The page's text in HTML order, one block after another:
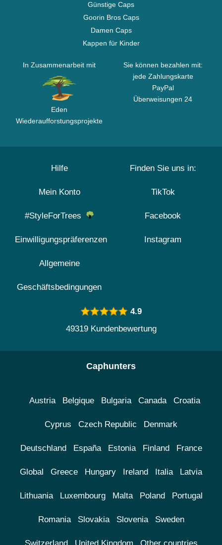
Günstige Caps
Goorin Bros Caps
Damen Caps
Kappen für Kinder
In Zusammenarbeit mit
Eden
Wiederaufforstungsprojekte
Sie können bezahlen mit:
jede Zahlungskarte
PayPal
Überweisungen 24
Hilfe
Mein Konto
#StyleForTrees
Einwilligungspräferenzen
Allgemeine
Geschäftsbedingungen
Finden Sie uns in:
TikTok
Facebook
Instagram
4.9
49319 Kundenbewertung
Caphunters
Austria Belgique Bulgaria Canada Croatia
Cyprus Czech Republic Denmark
Deutschland España Estonia Finland France
Global Greece Hungary Ireland Italia Latvia
Lithuania Luxembourg Malta Poland Portugal
Romania Slovakia Slovenia Sweden